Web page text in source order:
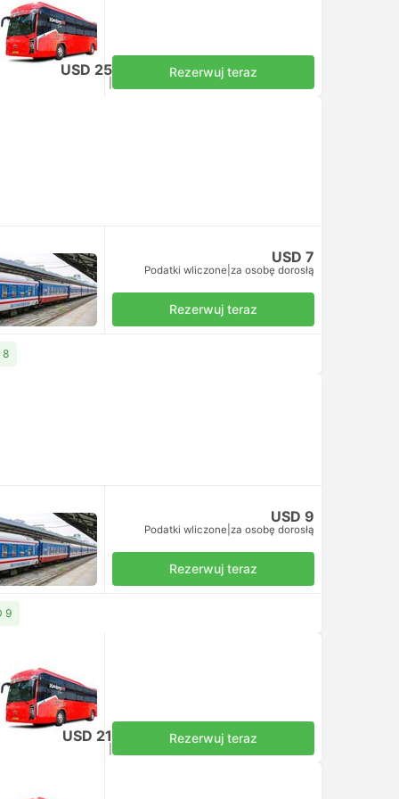
USD 25 Rezerwuj teraz
USD 7
Podatki wliczone za osobę dorosłą
Rezerwuj teraz
8
USD 9
Podatki wliczone za osobę dorosłą
Rezerwuj teraz
9
USD 21 Rezerwuj teraz